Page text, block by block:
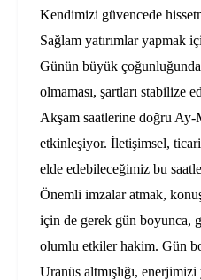
Kendimizi güvencede
Sağlam yatırımlar yapmak
Günün büyük çoğunluğunda
olmaması, şartları stabilize
Akşam saatlerine doğru Ay-
etkinleşiyor. İletişimsel,
elde edebileceğimiz bu
Önemli imzalar atmak,
için de gerek gün boyunca,
olumlu etkiler hakim. Gün
Uranüs altmışlığı,